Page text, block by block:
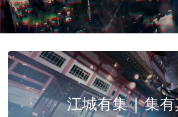
江城有集 | 集